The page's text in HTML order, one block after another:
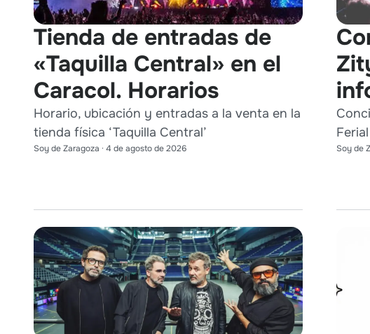
Tienda de entradas de
«Taquilla Central» en el
Caracol. Horarios
Horario, ubicación y entradas a la venta en la
tienda física ‘Taquilla Central’
Soy de Zaragoza · 4 de agosto de 2026 Soy de